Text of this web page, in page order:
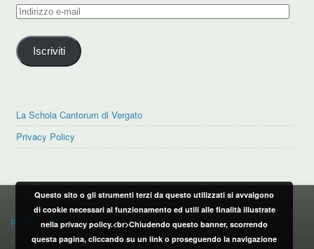
Indirizzo
mail
Iscriviti
La Schola Cantorum di Vergato
Privacy Policy
PRIVACY POLICY
privacy policy
CONTATTI:
Questo sito o gli strumenti terzi da questo utilizzati si avvalgono
di cookie necessari al funzionamento ed utili alle finalità illustrate
nella privacy policy.<br>Chiudendo questo banner, scorrendo
questa pagina, cliccando su un link o proseguendo la navigazione